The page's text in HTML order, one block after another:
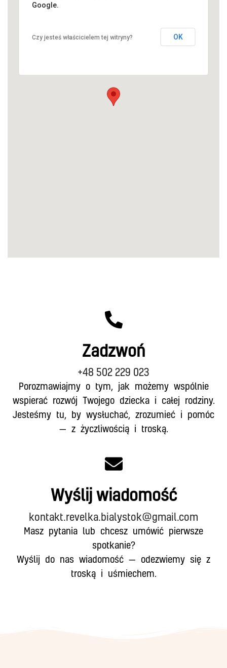
Google.
Czy jesteś właścicielem tej witryny? OK
Zadzwoń
+48 502 229 023
Porozmawiajmy o tym, jak możemy wspólnie
wspierać rozwój Twojego dziecka i całej rodziny.
Jesteśmy tu, by wysłuchać, zrozumieć i pomóc
— z życzliwością i troską.
Wyślij wiadomość
kontakt.revelka.bialystok@gmail.com
Masz pytania lub chcesz umówić pierwsze
spotkanie?
Wyślij do nas wiadomość — odezwiemy się z
troską i uśmiechem.